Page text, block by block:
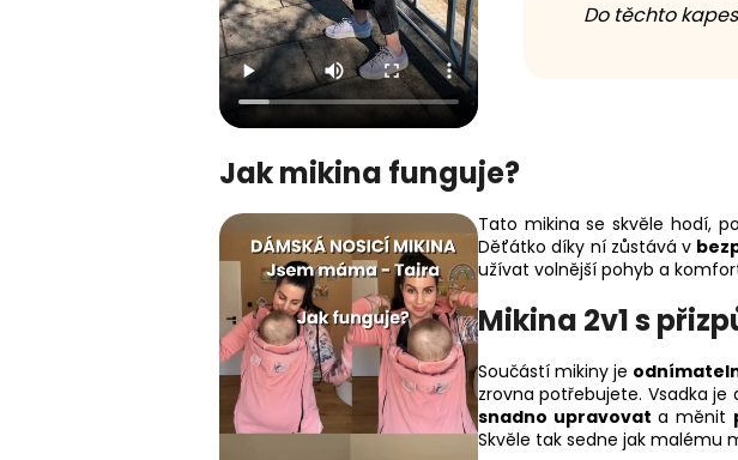
Do těchto
Jak mikina funguje?
Tato mikina se skvěle hodí,
Děťátko díky ní zůstává v
užívat volnější pohyb a
Mikina 2v1 s
Součástí mikiny je
zrovna potřebujete. Vsadka
snadno upravovat a měnit
Skvěle tak sedne jak malému